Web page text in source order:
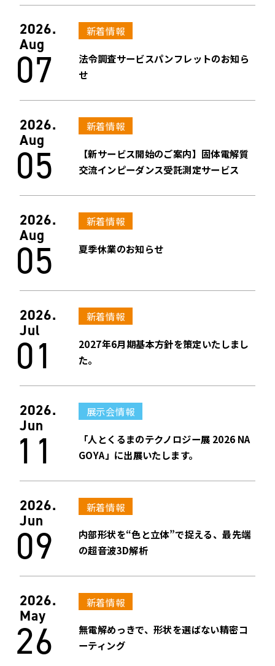
2026.
Aug
07
新着情報
法令調査サービスパンフレットのお知ら
せ
2026.
Aug
05
新着情報
【新サービス開始のご案内】固体電解質
交流インピーダンス受託測定サービス
2026.
Aug
05
新着情報
夏季休業のお知らせ
2026.
Jul
01
新着情報
2027年6月期基本方針を策定いたしまし
た。
2026.
Jun
11
展示会情報
「人とくるまのテクノロジー展 2026 NA
GOYA」に出展いたします。
2026.
Jun
09
新着情報
内部形状を“色と立体”で捉える、最先端
の超音波3D解析
2026.
May
26
新着情報
無電解めっきで、形状を選ばない精密コ
ーティング